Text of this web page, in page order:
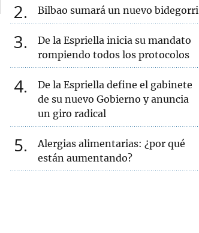
2 Bilbao sumará un nuevo bidegorri
3
De la Espriella inicia su mandato
rompiendo todos los protocolos
4
De la Espriella define el gabinete
de su nuevo Gobierno y anuncia
un giro radical
5
Alergias alimentarias: ¿por qué
están aumentando?